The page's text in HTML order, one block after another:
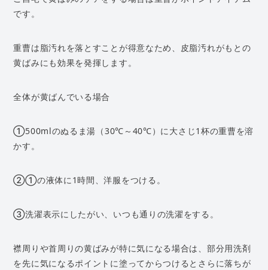
です。
重曹は脂汚れを落とすことが得意なため、皮脂汚れがもとの
黄ばみにも効果を発揮します。
全体が黄ばんでいる場合
①500mlのぬるま湯（30℃～40℃）に大さじ1杯の重曹を溶
かす。
②①の液体に1時間、洋服をつける。
③洗濯表示にしたがい、いつも通りの洗濯をする。
襟周りや首周りの黄ばみが特に気になる場合は、部分用洗剤
を先に気になるポイントに塗ってからつけるとさらに落ちが